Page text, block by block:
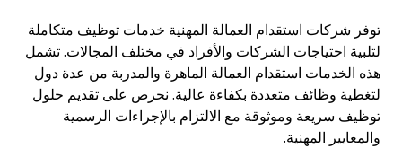
توفر شركات استقدام العمالة المهنية خدمات توظيف متكاملة
لتلبية احتياجات الشركات والأفراد في مختلف المجالات. تشمل
هذه الخدمات استقدام العمالة الماهرة والمدربة من عدة دول
لتغطية وظائف متعددة بكفاءة عالية. نحرص على تقديم حلول
توظيف سريعة وموثوقة مع الالتزام بالإجراءات الرسمية
والمعايير المهنية.